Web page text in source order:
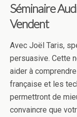
Séminaire
Vendent
Avec Joël Taris,
persuasive. Cette
aider à
française et les
permettront de
convaincre que